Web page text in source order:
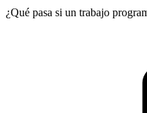
¿Qué pasa si un trabajo